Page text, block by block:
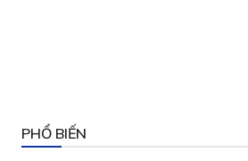
PHỔ BIẾN